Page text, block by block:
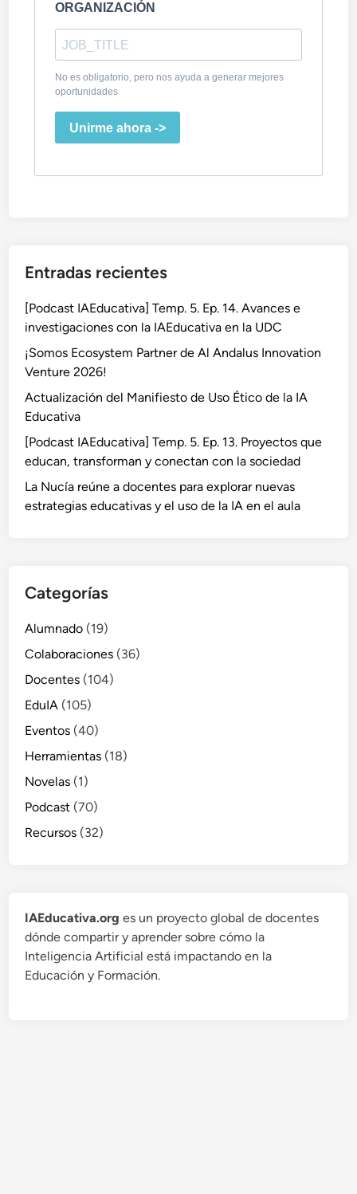
ORGANIZACIÓN
No es obligatorio, pero nos ayuda a generar mejores
oportunidades
Unirme ahora ->
Entradas recientes
[Podcast IAEducativa] Temp. 5. Ep. 14. Avances e
investigaciones con la IAEducativa en la UDC
¡Somos Ecosystem Partner de Al Andalus Innovation
Venture 2026!
Actualización del Manifiesto de Uso Ético de la IA
Educativa
[Podcast IAEducativa] Temp. 5. Ep. 13. Proyectos que
educan, transforman y conectan con la sociedad
La Nucía reúne a docentes para explorar nuevas
estrategias educativas y el uso de la IA en el aula
Categorías
Alumnado (19)
Colaboraciones (36)
Docentes (104)
EduIA (105)
Eventos (40)
Herramientas (18)
Novelas (1)
Podcast (70)
Recursos (32)
IAEducativa.org es un proyecto global de docentes
dónde compartir y aprender sobre cómo la
Inteligencia Artificial está impactando en la
Educación y Formación.